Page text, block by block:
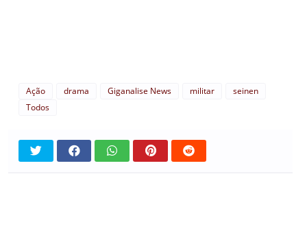
Ação drama Giganalise News militar
seinen
Todos